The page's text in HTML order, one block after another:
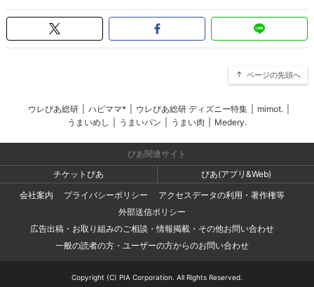
ページの先頭へ
ウレぴあ総研 ハピママ* ウレぴあ総研 ディズニー特集 mimot.
うまいめし
うまいパン うまい肉 Medery.
ぴあ関連サイト
チケットぴあ
ぴあ(アプリ&Web)
会社案内
プライバシーポリシー
アクセスデータの利用・著作権等
外部送信ポリシー
広告出稿・お取り組みのご相談・情報掲載・その他お問い合わせ
一般の読者の方・ユーザーの方からのお問い合わせ
Copyright (C) PIA Corporation. All Rights Reserved.